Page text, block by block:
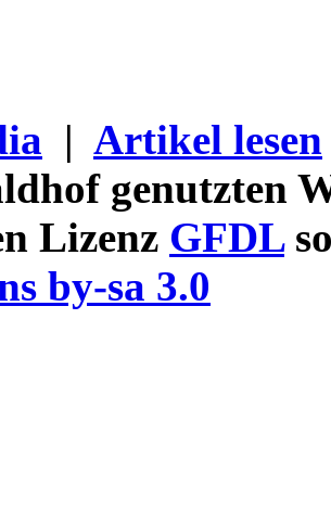
| Artikel lesen
genutzten
Lizenz GFDL
by-sa 3.0